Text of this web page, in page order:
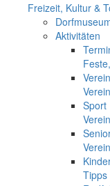
Freizeit, Kultur &
Aktivitäten
Sport
Tipps